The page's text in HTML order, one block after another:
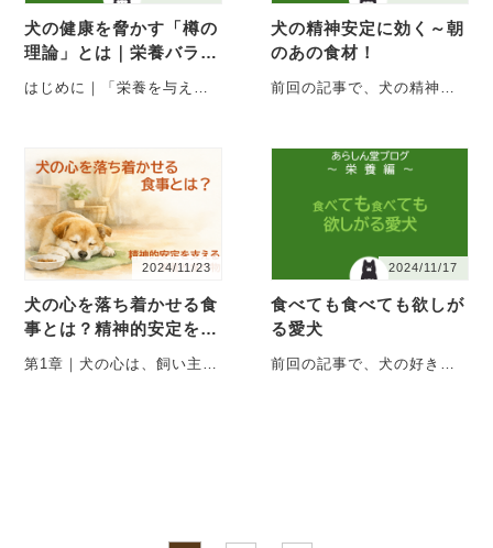
犬の健康を脅かす「樽の
理論」とは｜栄養バラン
スの本質を徹底解説
はじめに｜「栄養を与えて
犬の精神安定に効く～朝
のあの食材！
前回の記事で、犬の精神安
大変効果的な食べ物である
こ・・・
2024/11/23
犬の心を落ち着かせる食
事とは？精神的安定を支
える栄養と食べ物
第1章｜犬の心は、飼い主が
2024/11/17
食べても食べても欲しが
る愛犬
前回の記事で、犬の好き嫌